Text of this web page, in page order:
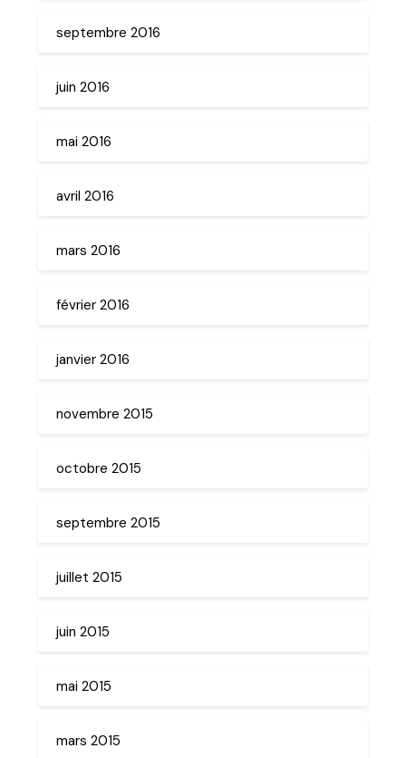
septembre 2016
juin 2016
mai 2016
avril 2016
mars 2016
février 2016
janvier 2016
novembre 2015
octobre 2015
septembre 2015
juillet 2015
juin 2015
mai 2015
mars 2015